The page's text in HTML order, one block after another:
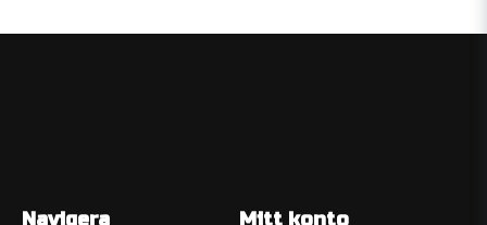
Navigera Mitt konto